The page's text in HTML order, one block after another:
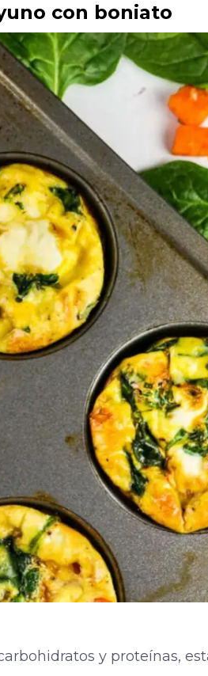
con boniato
y proteínas,